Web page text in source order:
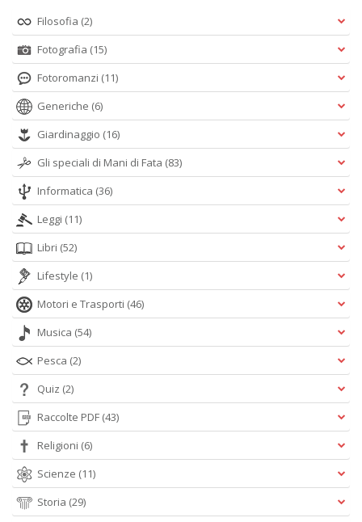
Filosofia (2)
Fotografia (15)
Fotoromanzi (11)
Generiche (6)
Giardinaggio (16)
Gli speciali di Mani di Fata (83)
Informatica (36)
Leggi (11)
Libri (52)
Lifestyle (1)
Motori e Trasporti (46)
Musica (54)
Pesca (2)
Quiz (2)
Raccolte PDF (43)
Religioni (6)
Scienze (11)
Storia (29)